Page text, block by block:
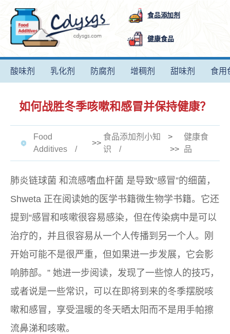
食品添加剂
健康食品
酸味剂 乳化剂 防腐剂 增稠剂 甜味剂 食用
如何战胜冬季咳嗽和感冒并保持健康？
Food
Additives
>>
食品添加剂小知
识
>
>>
健康食
品
肺炎链球菌 和 流感嗜血杆菌 是导致“感冒”的细菌，
Shweta 正在阅读她的医学书籍微生物学书籍。它还
提到“感冒和咳嗽很容易感染，但在传染病中是可以
治疗的，并且很容易从一个人传播到另一个人。刚
开始可能不是很严重，但如果进一步发展，它会影
响肺部。” 她进一步阅读，发现了一些惊人的技巧，
或者说是一些常识，可以在即将到来的冬季摆脱咳
嗽和感冒，享受温暖的冬天晒太阳而不是用手帕擦
流鼻涕和咳嗽。